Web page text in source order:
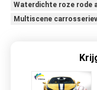
Waterdichte roze rode
Multiscene